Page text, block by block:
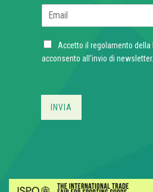
l
C
h
Accetto il regolamento della
acconsento all'invio di newsletter.
INVIA